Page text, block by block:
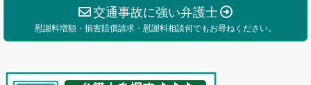
交通事故に強い弁護士
慰謝料増額・損害賠償請求・慰謝料相談何でもお尋ねください。